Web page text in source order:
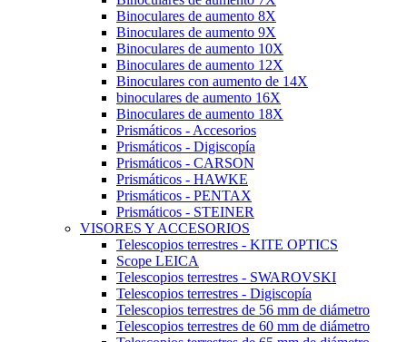
Binoculares de aumento 8X
Binoculares de aumento 9X
Binoculares de aumento 10X
Binoculares de aumento 12X
Binoculares con aumento de 14X
binoculares de aumento 16X
Binoculares de aumento 18X
Prismáticos - Accesorios
Prismáticos - Digiscopía
Prismáticos - CARSON
Prismáticos - HAWKE
Prismáticos - PENTAX
Prismáticos - STEINER
VISORES Y ACCESORIOS
Telescopios terrestres - KITE OPTICS
Scope LEICA
Telescopios terrestres - SWAROVSKI
Telescopios terrestres - Digiscopía
Telescopios terrestres de 56 mm de diámetro
Telescopios terrestres de 60 mm de diámetro